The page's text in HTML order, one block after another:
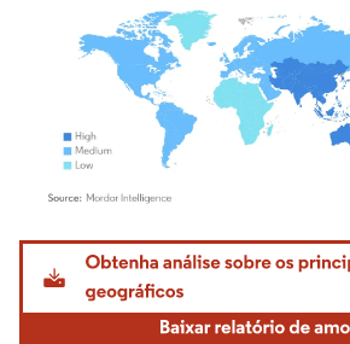
Imagem © Mordor Intelligence. O reuso requer